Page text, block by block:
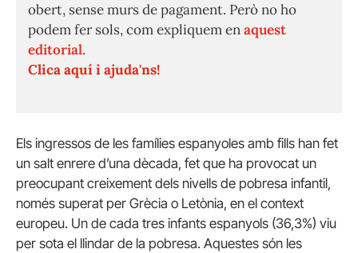
obert, sense murs de pagament. Però no ho
podem fer sols, com expliquem enaquest
editorial.
Clica aquí i ajuda'ns!
Els ingressos de les famílies espanyoles amb fills han fet
un salt enrere d’una dècada, fet que ha provocat un
preocupant creixement dels nivells de pobresa infantil,
només superat per Grècia o Letònia, en el context
europeu. Un de cada tres infants espanyols (36,3%) viu
per sota el llindar de la pobresa. Aquestes són les